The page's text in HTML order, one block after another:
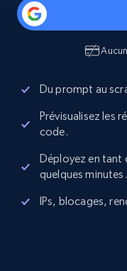
Du prompt au
Prévisualisez les
code.
Déployez en tant
quelques minutes.
IPs, blocages,